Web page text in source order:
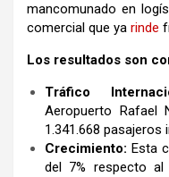
mancomunado en
comercial que ya rinde
Los resultados son
Tráfico
Aeropuerto Rafael
1.341.668 pasajeros
Crecimiento: Esta
del 7% respecto